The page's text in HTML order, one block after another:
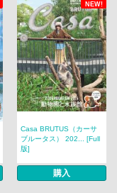
NEW!
Casa BRUTUS（カーサ
ブルータス） 202... [Full
版]
購入